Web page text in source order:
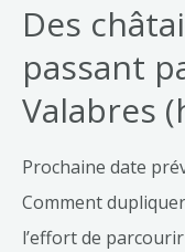
Des
passant
Valabres
Prochaine date
Comment
l’effort de